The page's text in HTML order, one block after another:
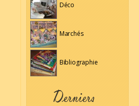
Déco
Marchés
Bibliographie